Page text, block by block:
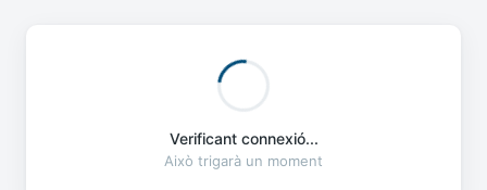
Verificant connexió...
Això trigarà un moment